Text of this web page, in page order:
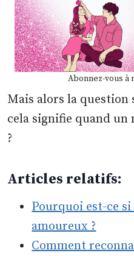
Abonnez-vous à
Mais alors la question
cela signifie quand un
?
Articles relatifs:
Pourquoi est-ce
amoureux ?
Comment